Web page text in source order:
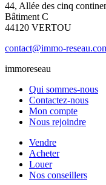
44, Allée des cinq
Bâtiment C
44120 VERTOU
contact@immo-
immoreseau
Qui sommes-nous
Contactez-nous
Mon compte
Nous rejoindre
Vendre
Acheter
Louer
Nos conseillers